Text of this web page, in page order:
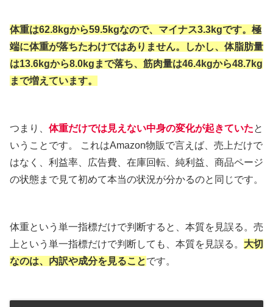
体重は62.8kgから59.5kgなので、マイナス3.3kgです。極
端に体重が落ちたわけではありません。しかし、体脂肪量
は13.6kgから8.0kgまで落ち、筋肉量は46.4kgから48.7kg
まで増えています。
つまり、 体重だけでは見えない中身の変化が起きていたと
いうことです。 これはAmazon物販で言えば、売上だけで
はなく、利益率、広告費、在庫回転、純利益、商品ページ
の状態まで見て初めて本当の状況が分かるのと同じです。
体重という単一指標だけで判断すると、本質を見誤る。売
上という単一指標だけで判断しても、本質を見誤る。 大切
なのは、内訳や成分を見ることです。